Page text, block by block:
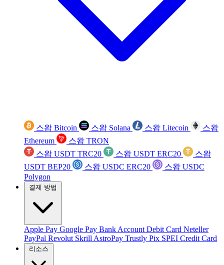
스왑 Bitcoin 스왑 Solana 스왑 Litecoin
스왑
Ethereum
스왑 TRON
스왑 USDT TRC20
스왑 USDT ERC20
스왑
USDT BEP20
스왑 USDC ERC20
스왑 USDC
Polygon
결제 방법
Apple Pay Google Pay Bank Account Debit Card Neteller
PayPal Revolut Skrill AstroPay Trustly Pix SPEI Credit Card
리소스